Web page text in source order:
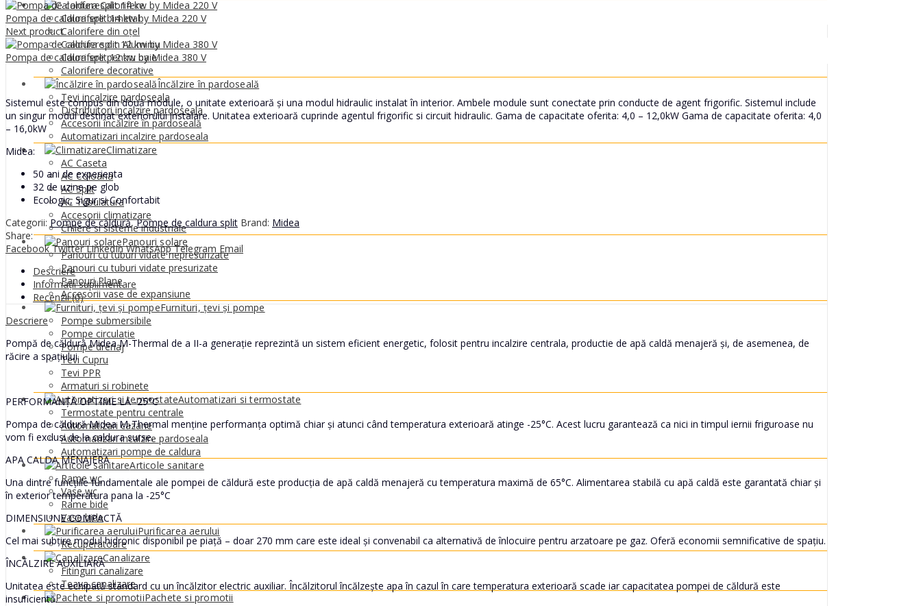
Calorifere
Calorifere bimetal
Calorifere din oțel
Calorifere din Aluminiu
Calorifere pentru baie
Calorifere decorative
Încălzire în pardoseală
Tevi incalzire pardoseala
Distribuitori incalzire pardoseala
Accesorii încălzire în pardoseală
Automatizari incalzire pardoseala
Climatizare
AC Caseta
AC Coloana
AC Split
AC Tubulatura
Accesorii climatizare
Chilere si sisteme industriale
Panouri solare
Panouri cu tuburi vidate nepresurizate
Panouri cu tuburi vidate presurizate
Panouri Plane
Accesorii vase de expansiune
Furnituri, țevi și pompe
Pompe submersibile
Pompe circulație
Pompe drenaj
Tevi Cupru
Tevi PPR
Armaturi si robinete
Automatizari si termostate
Termostate pentru centrale
Automatizari cazane
Automatizari incalzire pardoseala
Automatizari pompe de caldura
Articole sanitare
Rame wc
Vase wc
Rame bide
Vase bide
Purificarea aerului
Recuperatoare
Canalizare
Fitinguri canalizare
Teava canalizare
Pachete si promotii
Pompa de caldura split 14 kw by Midea 220 V
Next product
Pompa de caldura split 12 kw by Midea 380 V
Sistemul este compus din două module, o unitate exterioară și una modul hidraulic instalat în interior. Ambele module sunt conectate prin conducte de agent frigorific. Sistemul include
un singur modul destinat exteriorului instalare. Unitatea exterioară cuprinde agentul frigorific si circuit hidraulic. Gama de capacitate oferita: 4,0 – 12,0kW Gama de capacitate oferita: 4,0
– 16,0kW
Midea:
50 ani de experienta
32 de uzine pe glob
Ecologic, Sigur si Confortabit
Categorii: Pompe de căldură,Pompe de caldura split Brand: Midea
Share:
Facebook Twitter LinkedIn WhatsApp Telegram Email
Descriere
Informații suplimentare
Recenzii (0)
Descriere
Pompă de căldură Midea M-Thermal de a II-a generație reprezintă un sistem eficient energetic, folosit pentru incalzire centrala, productie de apă caldă menajeră și, de asemenea, de
răcire a spațiului.
PERFORMANȚĂ OPTIME LA -25°C
Pompa de căldură Midea M-Thermal menține performanța optimă chiar și atunci când temperatura exterioară atinge -25°C. Acest lucru garantează ca nici in timpul iernii friguroase nu
vom fi exclusi de la caldura surse.
APA CALDA MENAJERA
Una dintre funcțiile fundamentale ale pompei de căldură este producția de apă caldă menajeră cu temperatura maximă de 65°C. Alimentarea stabilă cu apă caldă este garantată chiar și
în exterior temperatura pana la -25°C
DIMENSIUNE COMPACTĂ
Cel mai subțire modul hidronic disponibil pe piață – doar 270 mm care este ideal și convenabil ca alternativă de înlocuire pentru arzatoare pe gaz. Oferă economii semnificative de spațiu.
ÎNCĂLZIRE AUXILIARĂ
Unitatea este echipată standard cu un încălzitor electric auxiliar. Încălzitorul încălzește apa în cazul în care temperatura exterioară scade iar capacitatea pompei de căldură este
insuficientă.